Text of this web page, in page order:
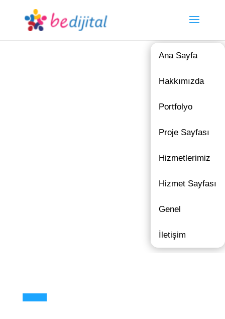
Ana Sayfa
Hakkımızda
Portfolyo
Proje Sayfası
Hizmetlerimiz
Hizmet Sayfası
Genel
İletişim